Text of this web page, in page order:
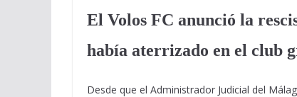
El Volos FC anunció la
había aterrizado en el club
Desde que el Administrador Judicial del